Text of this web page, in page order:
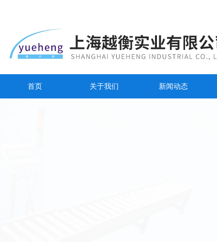
首页 关于我们 新闻动态